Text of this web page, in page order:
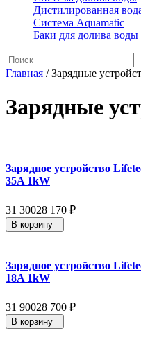
Дистилированная
Система Aquamatic
Баки для долива воды
Главная /Зарядные
Зарядные
Зарядное устройство
35A 1kW
31 30028 170 ₽
В корзину
Зарядное устройство
18A 1kW
31 90028 700 ₽
В корзину